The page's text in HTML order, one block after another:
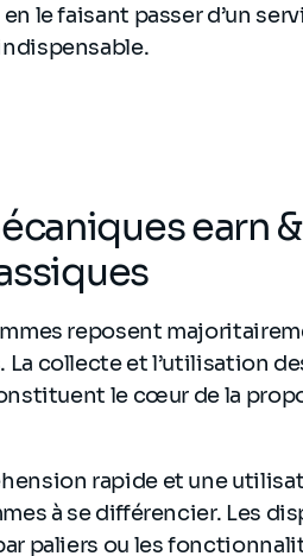
le faisant passer d’un
earn
reposent
collecte et l’utilisation
le cœur de la
rapide et une
à se différencier. Les
paliers ou les